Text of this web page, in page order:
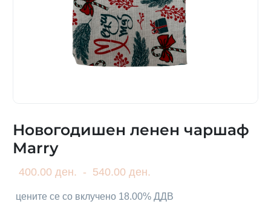
Новогодишен ленен чаршаф
Marry
400.00 ден. - 540.00 ден.
цените се со вклучено 18.00% ДДВ